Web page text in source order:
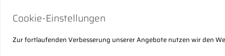
Cookie-Einstellungen
Zur fortlaufenden Verbesserung unserer Angebote nutzen wir den